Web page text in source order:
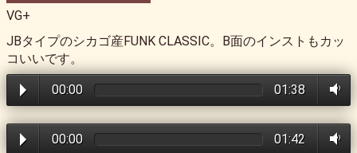
VG+
JBタイプのシカゴ産FUNK CLASSIC。B面のインストもカッ
コいいです。
00:00 01:38
00:00 01:42